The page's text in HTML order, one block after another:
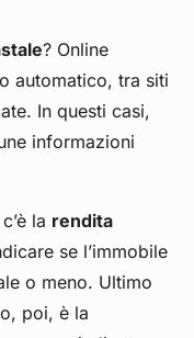
? Online
automatico, tra siti
In questi casi,
informazioni
la rendita
se l’immobile
o meno. Ultimo
poi, è la